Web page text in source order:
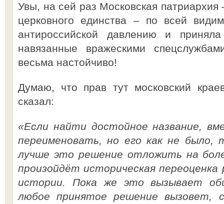
Увы, на сей раз Московская патриархия
церковного единства – по всей
антироссийской давлению и
навязанные вражескими
весьма настойчиво!
Думаю, что прав тут московский
сказал:
«Если найти достойное название,
переименовать, но его как не было,
лучше это решение отложить на
произойдёт историческая
истории. Пока же это вызывает
любое принятое решение вызовет,